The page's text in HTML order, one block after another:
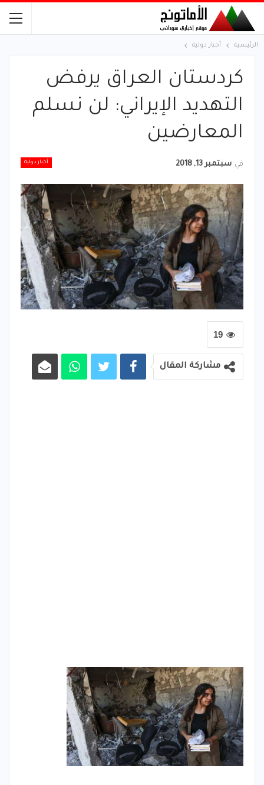
الرئيسية أخبار دولية
كردستان العراق يرفض
التهديد الإيراني: لن نسلم
المعارضين
أخبار دولية في سبتمبر 13, 2018
19
مشاركة المقال